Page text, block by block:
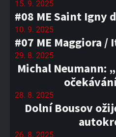
15. 9. 2025
#08 ME Saint Igny
10. 9. 2025
#07 ME Maggiora /
29. 8. 2025
Michal Neumann:
28. 8. 2025
Dolní Bousov
26. 8. 2025